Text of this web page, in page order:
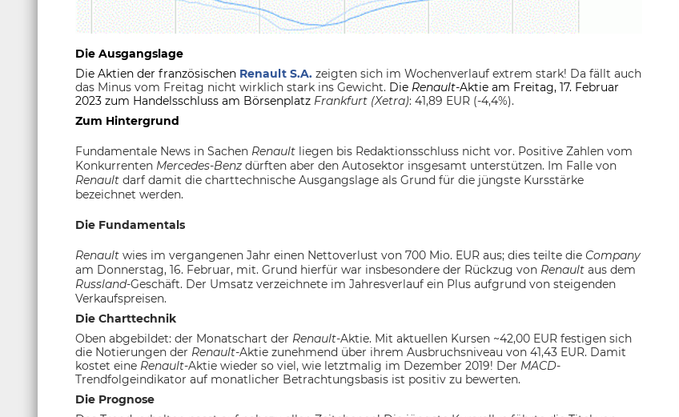
Die Ausgangslage
Die Aktien der französischen Renault S.A. zeigten sich im Wochenverlauf extrem stark! Da fällt auch
das Minus vom Freitag nicht wirklich stark ins Gewicht. Die Renault-Aktie am Freitag, 17. Februar
2023 zum Handelsschluss am Börsenplatz Frankfurt (Xetra): 41,89 EUR (-4,4%).
Zum Hintergrund
Fundamentale News in Sachen Renault liegen bis Redaktionsschluss nicht vor. Positive Zahlen vom
Konkurrenten Mercedes-Benz dürften aber den Autosektor insgesamt unterstützen. Im Falle von
Renault darf damit die charttechnische Ausgangslage als Grund für die jüngste Kursstärke
bezeichnet werden.
Die Fundamentals
Renault wies im vergangenen Jahr einen Nettoverlust von 700 Mio. EUR aus; dies teilte die Company
am Donnerstag, 16. Februar, mit. Grund hierfür war insbesondere der Rückzug von Renault aus dem
Russland-Geschäft. Der Umsatz verzeichnete im Jahresverlauf ein Plus aufgrund von steigenden
Verkaufspreisen.
Die Charttechnik
Oben abgebildet: der Monatschart der Renault-Aktie. Mit aktuellen Kursen ~42,00 EUR festigen sich
die Notierungen der Renault-Aktie zunehmend über ihrem Ausbruchsniveau von 41,43 EUR. Damit
kostet eine Renault-Aktie wieder so viel, wie letztmalig im Dezember 2019! Der MACD-
Trendfolgeindikator auf monatlicher Betrachtungsbasis ist positiv zu bewerten.
Die Prognose